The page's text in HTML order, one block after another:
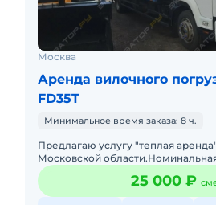
Москва
Аренда вилочного
FD35T
Минимальное время заказа: 8 ч.
Предлагаю услугу "теплая
Московской
3,5 тMачта 4800 мм. со
cмeщениeм.Арендная25 000 ₽